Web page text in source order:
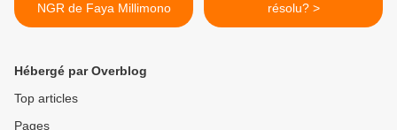
NGR de Faya Millimono
résolu? >
Hébergé par Overblog
Top articles
Pages